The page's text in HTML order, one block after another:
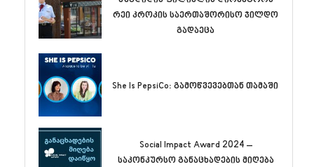
რეი კროკის საერთაშორისო ჯილდო
გადაეცა
She Is PepsiCo: გამოწვევებთან თამაში
Social Impact Award 2024 –
საკონკურსო განაცხადების მიღება